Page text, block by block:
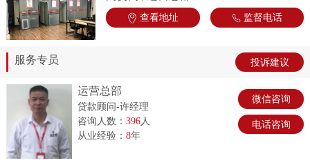
查看地址 监督电话
服务专员 投诉建议
运营总部
贷款顾问-许经理
咨询人数：396人
从业经验：8年
微信咨询
电话咨询